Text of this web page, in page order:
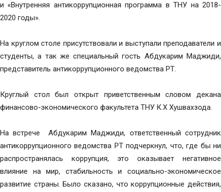
и «Внутренняя антикоррупционная программа в ТНУ на 2018-
2020 годы».
На круглом столе присутствовали и выступали преподаватели и
студенты, а так же специальный гость Абдукарим Маджиди,
представитель антикоррупционного ведомства РТ.
Круглый стол был открыт приветственным словом декана
финансово-экономического факультета ТНУ К.Х Хушвахзода.
На встрече Абдукарим Маджиди, ответственный сотрудник
антикоррупционного ведомства РТ подчеркнул, что, где бы ни
распространялась коррупция, это оказывает негативное
влияние на мир, стабильность и социально-экономическое
развитие страны. Было сказано, что коррупционные действия,